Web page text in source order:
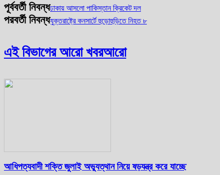
পূর্ববর্তী নিবন্ধঢাকায় আসলো পাকিস্তান ক্রিকেট দল
পরবর্তী নিবন্ধযুক্তরাষ্ট্রে কনসার্টে হুড়োহুড়িতে নিহত ৮
এই বিভাগের আরো খবরআরো
আধিপত্যবাদী শক্তি জুলাই অভ্যুত্থান নিয়ে ষড়যন্ত্র করে যাচ্ছে